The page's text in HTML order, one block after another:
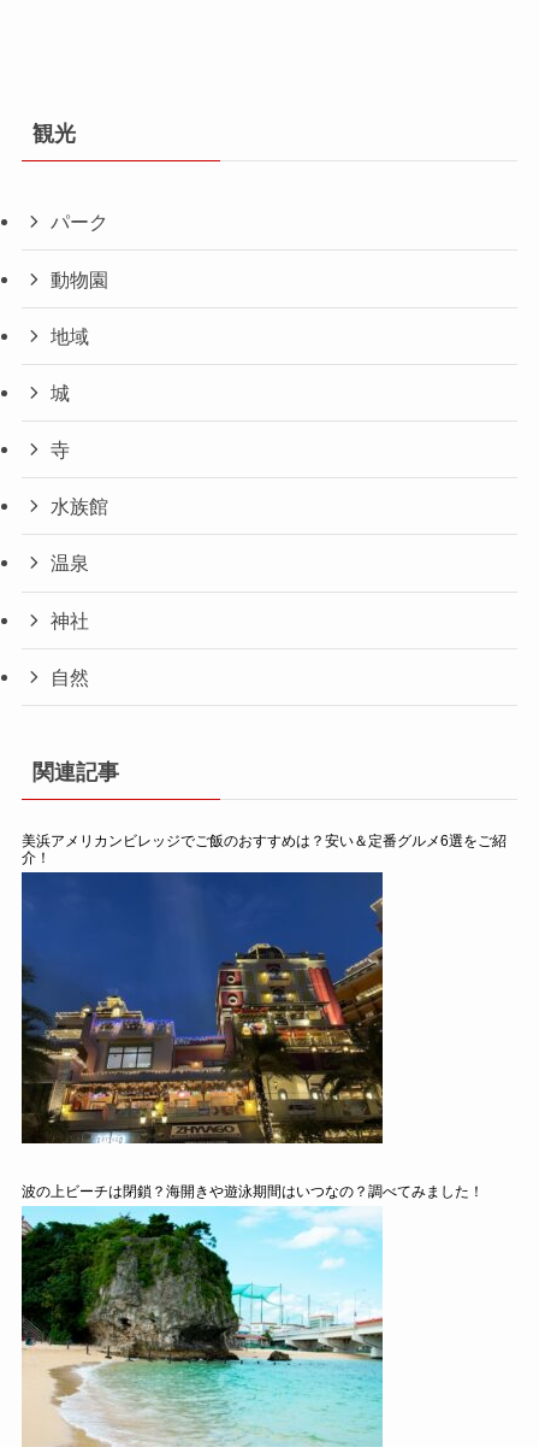
観光
パーク
動物園
地域
城
寺
水族館
温泉
神社
自然
関連記事
美浜アメリカンビレッジでご飯のおすすめは？安い＆定番グルメ6選をご紹
介！
波の上ビーチは閉鎖？海開きや遊泳期間はいつなの？調べてみました！